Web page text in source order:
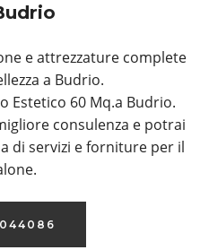
e attrezzature complete
a Budrio.
Estetico 60 Mq.a Budrio.
consulenza e potrai
di servizi e forniture per il